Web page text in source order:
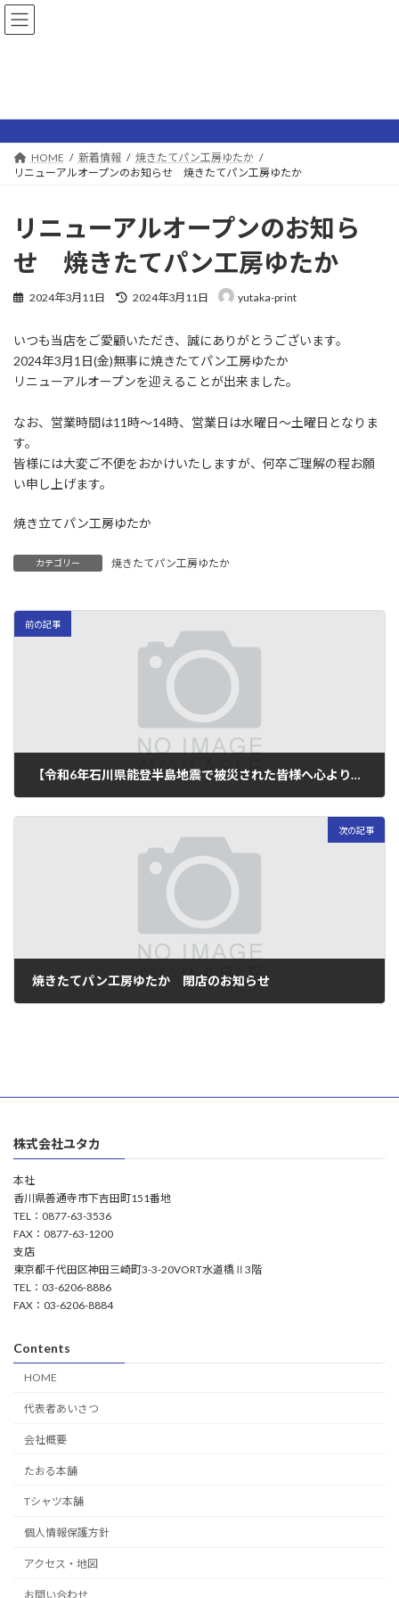
コ
ン
ス
ナ
ビ
ン
HOME 新着情報
焼きたてパン工房ゆたか
リニューアルオープンのお知らせ 焼きたてパン工房ゆたか
リニューアルオープンのお知ら
せ 焼きたてパン工房ゆたか
2024年3月11日
最
新
日
時
:
2024年3月11日 yutaka-print
いつも当店をご愛顧いただき、誠にありがとうございます。
2024年3月1日(金)無事に焼きたてパン工房ゆたか
リニューアルオープンを迎えることが出来ました。
なお、営業時間は11時～14時、営業日は水曜日～土曜日となりま
す。
皆様には大変ご不便をおかけいたしますが、何卒ご理解の程お願
い申し上げます。
焼き立てパン工房ゆたか
カテゴリー 焼きたてパン工房ゆたか
前の記事
【令和6年石川県能登半島地震で被災された皆様へ心よりお見舞い申し上げます】
次の記事
焼きたてパン工房ゆたか 閉店のお知らせ
株式会社ユタカ
本社
香川県善通寺市下吉田町151番地
TEL：0877-63-3536
FAX：0877-63-1200
支店
東京都千代田区神田三崎町3-3-20VORT水道橋Ⅱ3階
TEL：03-6206-8886
FAX：03-6206-8884
Contents
HOME
代表者あいさつ
会社概要
たおる本舗
Tシャツ本舗
個人情報保護方針
アクセス・地図
お問い合わせ